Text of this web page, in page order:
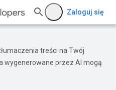
Zaloguj się
treści na Twój
wygenerowane przez AI mogą